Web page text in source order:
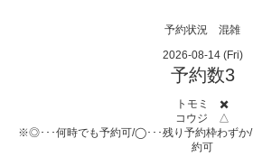
予約状況 混雑
2026-08-14 (Fri)
予約数3
トモミ ✖️
コウジ △
※◎･･･何時でも予約可/◯･･･残り予約枠わずか
約可